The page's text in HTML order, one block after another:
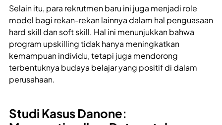
Selain itu, para rekrutmen baru ini juga menjadi role
model bagi rekan-rekan lainnya dalam hal penguasaan
hard skill dan soft skill. Hal ini menunjukkan bahwa
program upskilling tidak hanya meningkatkan
kemampuan individu, tetapi juga mendorong
terbentuknya budaya belajar yang positif di dalam
perusahaan.
Studi Kasus Danone: